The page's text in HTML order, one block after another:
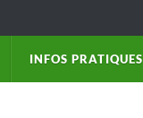
INFOS PRATIQUES